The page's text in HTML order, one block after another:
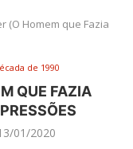
(O Homem que Fazia
de 1990
QUE FAZIA
01/2020